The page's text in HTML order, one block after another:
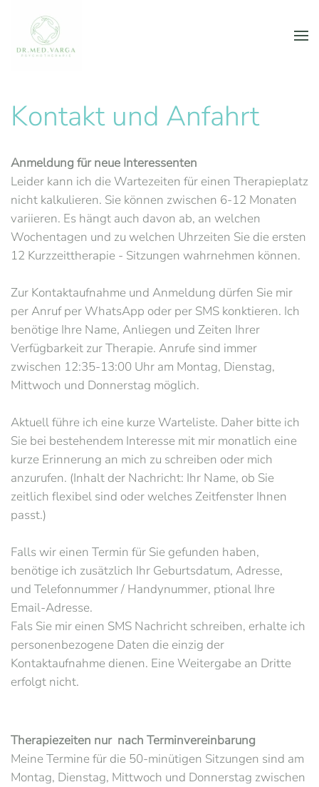
Skip to main content
Kontakt und Anfahrt
Anmeldung für neue Interessenten
Leider kann ich die Wartezeiten für einen Therapieplatz
nicht kalkulieren. Sie können zwischen 6-12 Monaten
variieren. Es hängt auch davon ab, an welchen
Wochentagen und zu welchen Uhrzeiten Sie die ersten
12 Kurzzeittherapie - Sitzungen wahrnehmen können.
Zur Kontaktaufnahme und Anmeldung dürfen Sie mir
per Anruf per WhatsApp oder per SMS konktieren. Ich
benötige Ihre Name, Anliegen und Zeiten Ihrer
Verfügbarkeit zur Therapie. Anrufe sind immer
zwischen 12:35-13:00 Uhr am Montag, Dienstag,
Mittwoch und Donnerstag möglich.
Aktuell führe ich eine kurze Warteliste. Daher bitte ich
Sie bei bestehendem Interesse mit mir monatlich eine
kurze Erinnerung an mich zu schreiben oder mich
anzurufen. (Inhalt der Nachricht: Ihr Name, ob Sie
zeitlich flexibel sind oder welches Zeitfenster Ihnen
passt.)
Falls wir einen Termin für Sie gefunden haben,
benötige ich zusätzlich Ihr Geburtsdatum, Adresse,
und Telefonnummer / Handynummer, ptional Ihre
Email-Adresse.
Fals Sie mir einen SMS Nachricht schreiben, erhalte ich
personenbezogene Daten die einzig der
Kontaktaufnahme dienen. Eine Weitergabe an Dritte
erfolgt nicht.
Therapiezeiten nur nach Terminvereinbarung
Meine Termine für die 50-minütigen Sitzungen sind am
Montag, Dienstag, Mittwoch und Donnerstag zwischen